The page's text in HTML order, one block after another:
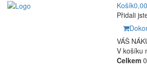
Košík
Přidali
VÁŠ
V košíku
Celkem